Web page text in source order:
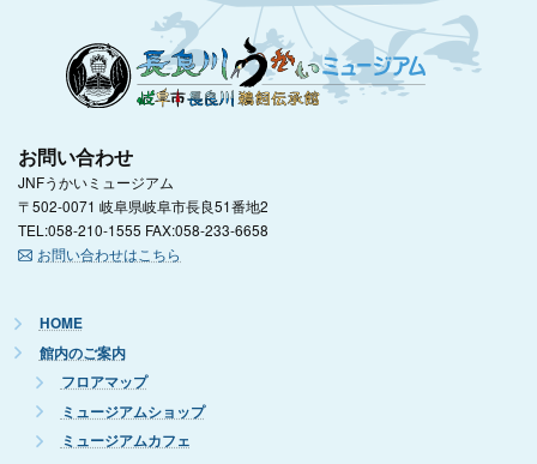
お問い合わせ
JNFうかいミュージアム
〒502-0071 岐阜県岐阜市長良51番地2
TEL:058-210-1555 FAX:058-233-6658
お問い合わせはこちら
HOME
館内のご案内
フロアマップ
ミュージアムショップ
ミュージアムカフェ